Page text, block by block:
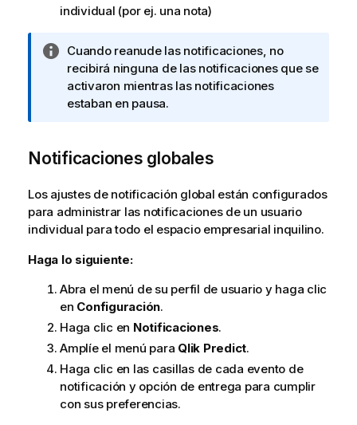
individual (por ej. una nota)
N
o
t
a
f
r
m
a
i
a
Cuando reanude las notificaciones, no
recibirá ninguna de las notificaciones que se
activaron mientras las notificaciones
estaban en pausa.
Notificaciones globales
Los ajustes de notificación global están configurados
para administrar las notificaciones de un usuario
individual para todo el espacio empresarial inquilino.
Haga lo siguiente:
Abra el menú de su perfil de usuario y haga clic
en Configuración.
Haga clic en Notificaciones.
Amplíe el menú para Qlik Predict.
Haga clic en las casillas de cada evento de
notificación y opción de entrega para cumplir
con sus preferencias.